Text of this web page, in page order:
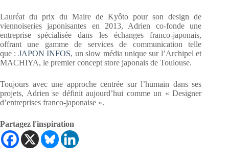
Lauréat du prix du Maire de Kyôto pour son design de
viennoiseries japonisantes en 2013, Adrien co-fonde une
entreprise spécialisée dans les échanges franco-japonais,
offrant une gamme de services de communication telle
que : JAPON INFOS, un slow média unique sur l’Archipel et
MACHIYA, le premier concept store japonais de Toulouse.
Toujours avec une approche centrée sur l’humain dans ses
projets, Adrien se définit aujourd’hui comme un « Designer
d’entreprises franco-japonaise ».
Partagez l'inspiration